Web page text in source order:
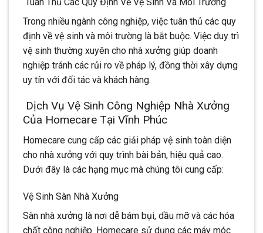
Trong nhiều ngành công nghiệp, việc tuân thủ các quy
định về vệ sinh và môi trường là bắt buộc. Việc duy trì
vệ sinh thường xuyên cho nhà xưởng giúp doanh
nghiệp tránh các rủi ro về pháp lý, đồng thời xây dựng
uy tín với đối tác và khách hàng.
Dịch Vụ Vệ Sinh Công Nghiệp Nhà Xưởng
Của Homecare Tại Vĩnh Phúc
Homecare cung cấp các giải pháp vệ sinh toàn diện
cho nhà xưởng với quy trình bài bản, hiệu quả cao.
Dưới đây là các hạng mục mà chúng tôi cung cấp:
Vệ Sinh Sàn Nhà Xưởng
Sàn nhà xưởng là nơi dễ bám bụi, dầu mỡ và các hóa
chất công nghiệp. Homecare sử dụng các máy móc